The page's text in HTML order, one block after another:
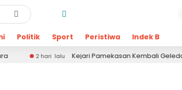
Politik Sport Peristiwa Indek Berita
lalu Kejari Pamekasan Kembali Geledah Ruang